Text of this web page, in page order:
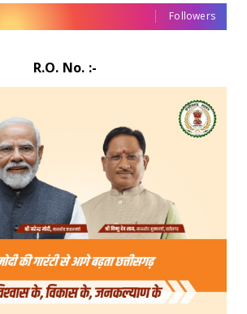
Followers
R.O. No. :-